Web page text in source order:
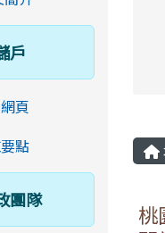
桃
戶
頁
點
團隊